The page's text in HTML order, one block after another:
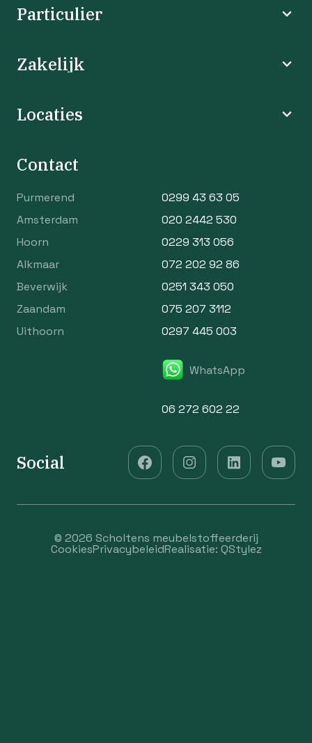
Particulier
Zakelijk
Locaties
Contact
Purmerend
0299 43 63 05
Amsterdam
020 2442 530
Hoorn
0229 313 056
Alkmaar
072 202 92 86
Beverwijk
0251 343 050
Zaandam
075 207 3112
Uithoorn
0297 445 003
WhatsApp
06 272 602 22
Social
© 2026 Scholtens meubelstoffeerderij
CookiesPrivacybeleidRealisatie: QStylez